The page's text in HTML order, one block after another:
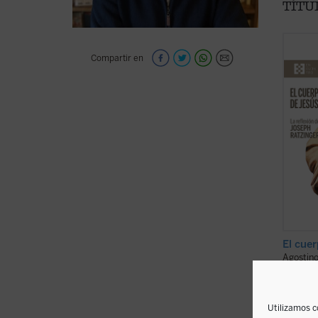
Utilizamos
Compartir en
Este
Jesús
No
El